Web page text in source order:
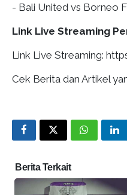
- Bali United vs Borneo
Link Live Streaming
Link Live Streaming:
Cek Berita dan Artikel
Berita Terkait